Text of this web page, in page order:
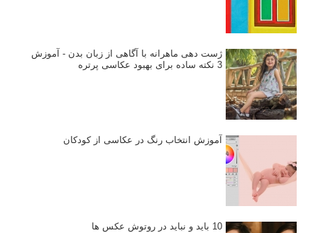
ژست دهی ماهرانه با آگاهی از زبان بدن - آموزش
3 نکته ساده برای بهبود عکاسی پرتره
آموزش انتخاب رنگ در عکاسی از کودکان
10 باید و نباید در روتوش عکس ها